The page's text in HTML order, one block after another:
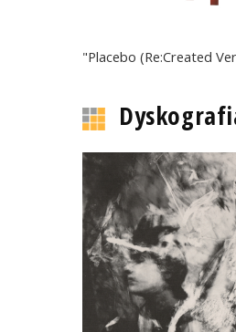
"Placebo (Re:Created